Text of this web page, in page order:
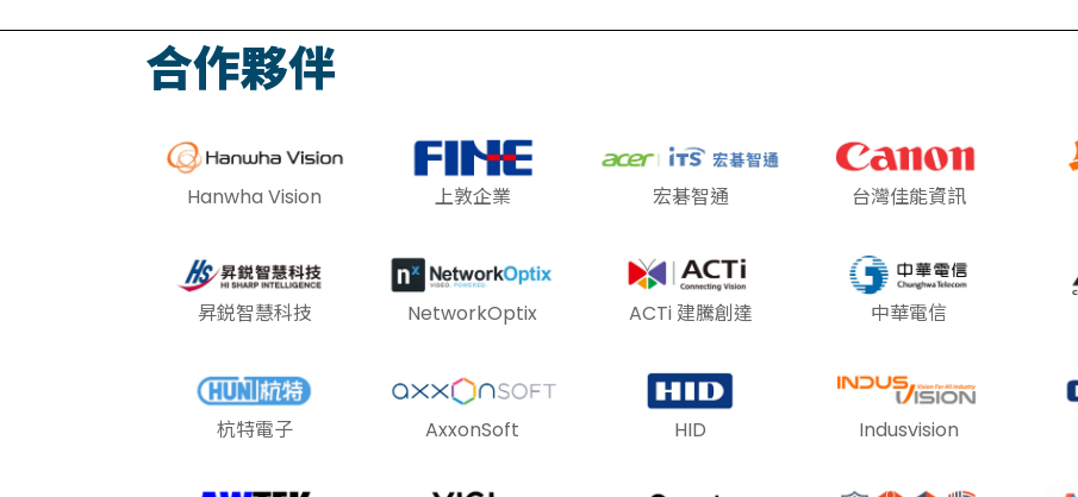
合作夥伴
Hanwha Vision 上敦企業 宏碁智通 台灣佳能資訊
昇鋭智慧科技 NetworkOptix ACTi 建騰創達 中華電信
杭特電子 AxxonSoft HID Indusvision